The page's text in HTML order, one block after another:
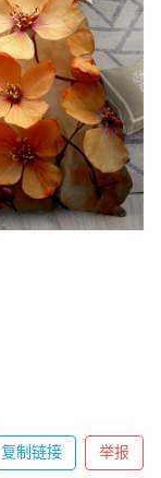
复制链接 举报